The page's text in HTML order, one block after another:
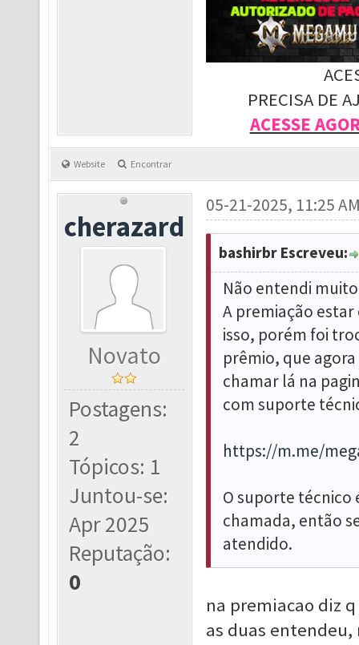
PRECISA DE
ACESSE
Website Encontrar
cherazard
Novato
Postagens:
2
Tópicos: 1
Juntou-se:
Apr 2025
Reputação:
0
05-21-2025, 11:25
bashirbr Escreveu:
Não entendi
A premiação
isso, porém foi
prêmio, que
chamar lá na
com suporte
https://m.me/
O suporte técnico
chamada, então
atendido.
na premiacao diz
as duas entendeu,